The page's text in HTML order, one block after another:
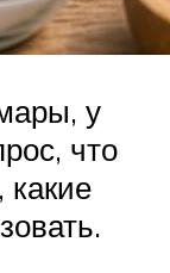
у
что
какие